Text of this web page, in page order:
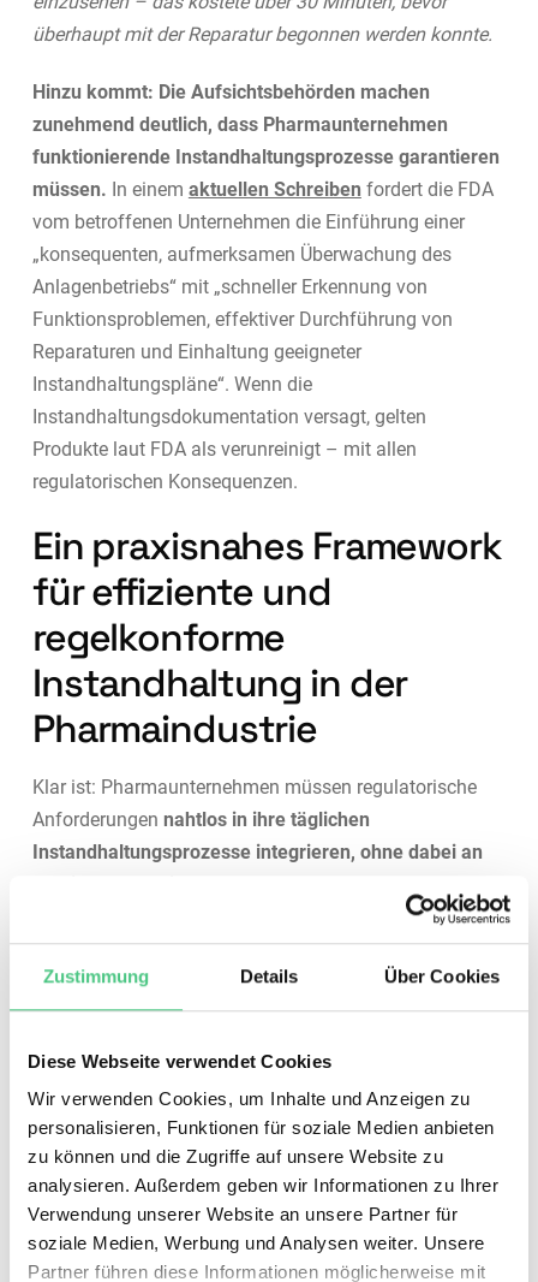
Zustimmung Details Über Cookies
Diese Webseite verwendet Cookies
Wir verwenden Cookies, um Inhalte und Anzeigen zu
personalisieren, Funktionen für soziale Medien anbieten
zu können und die Zugriffe auf unsere Website zu
analysieren. Außerdem geben wir Informationen zu Ihrer
Verwendung unserer Website an unsere Partner für
soziale Medien, Werbung und Analysen weiter. Unsere
Partner führen diese Informationen möglicherweise mit
überhaupt mit der Reparatur begonnen werden konnte.
Hinzu kommt: Die Aufsichtsbehörden machen
zunehmend deutlich, dass Pharmaunternehmen
funktionierende Instandhaltungsprozesse garantieren
müssen. In einem aktuellen Schreiben fordert die FDA
vom betroffenen Unternehmen die Einführung einer
„konsequenten, aufmerksamen Überwachung des
Anlagenbetriebs“ mit „schneller Erkennung von
Funktionsproblemen, effektiver Durchführung von
Reparaturen und Einhaltung geeigneter
Instandhaltungspläne“. Wenn die
Instandhaltungsdokumentation versagt, gelten
Produkte laut FDA als verunreinigt – mit allen
regulatorischen Konsequenzen.
Ein praxisnahes Framework
für effiziente und
regelkonforme
Instandhaltung in der
Pharmaindustrie
Klar ist: Pharmaunternehmen müssen regulatorische
Anforderungen nahtlos in ihre täglichen
Instandhaltungsprozesse integrieren, ohne dabei an
Ein modernes CMMS macht genau das möglich: Es
digitalisiert Dokumentation, vernetzt Systeme und
schafft Echtzeit-Zugriff– sowohl auf dem Shopfloor
Hier sind fünf zentrale Bereiche, in denen Pharma-
Teams mithilfe eines CMMS ihre Instandhaltung
effizienter und gleichzeitig auditfähig gestalten können:
1. Digitale Audit-Trails und
Dokumentation sicherstellen